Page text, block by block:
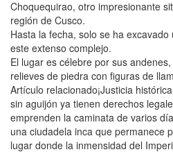
Choquequirao, otro impresionante
región de Cusco.
Hasta la fecha, solo se ha
este extenso complejo.
El lugar es célebre por sus
relieves de piedra con figuras de
Artículo relacionado¡Justicia
sin aguijón ya tienen derechos
emprenden la caminata de varios
una ciudadela inca que permanece
lugar donde la inmensidad del